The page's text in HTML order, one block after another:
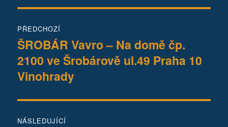
pro
příspěvek
PŘEDCHOZÍ
Předchozí
příspěvek:
ŠROBÁR Vavro – Na domě čp.
2100 ve Šrobárově ul.49 Praha 10
Vinohrady
NÁSLEDUJÍCÍ